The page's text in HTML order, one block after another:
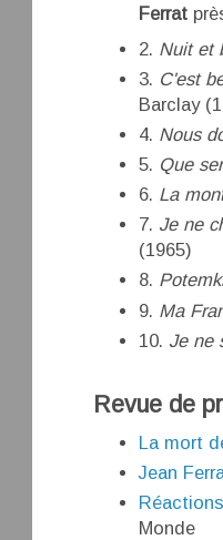
Ferrat
2. Nuit et
3. C'est
Barclay
4. Nous
5. Que
6. La
7. Je ne
(1965)
8.
9.
Ma
10. Je ne
Revue de
La mort
Jean
Monde